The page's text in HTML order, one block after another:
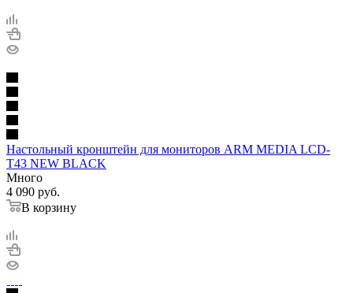
Настольный кронштейн для мониторов ARM MEDIA LCD-
T43 NEW BLACK
Много
4 090 руб.
В корзину